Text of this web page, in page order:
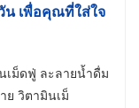
น เพื่อคุณที่ใส่ใจ
เม็ดฟู่ ละลายน้ำดื่ม
ย วิตามินเม็